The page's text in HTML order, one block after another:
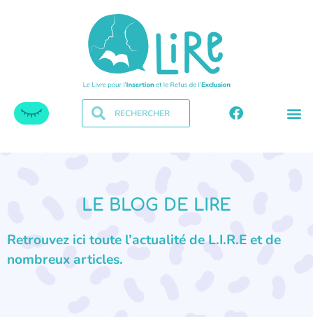
LE BLOG DE LIRE
Retrouvez ici toute l’actualité de L.I.R.E et de
nombreux articles.